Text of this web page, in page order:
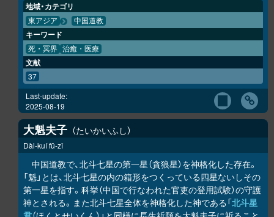
地域・カテゴリ
東アジア 中国道教
キーワード
死・冥界 治癒・医療
文献
37
Last-update:
2025-08-19
大魁夫子 たいかいふし
Dài-kuí fū-zǐ
中国道教で、北斗七星の第一星（貪狼星）を神格化した存在。
「魁」とは、北斗七星の内の箱形をつくっている四星ないしその
第一星を指す。科挙（中国で行なわれた官吏の登用試験）の守護
神とされる。また北斗七星全体を神格化した神である「北斗星